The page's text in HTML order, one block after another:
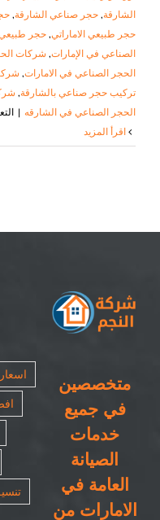
الشارقة, حجر صناعي الشارقة,
حجر طبيعي الاماراتي, حجر طبيعي
الصناعي في الإمارات, شركات
الحجر الصناعي في الامارات,
تركيب حجر صناعي بالشارقة,
الحجر الصناعي في الشارقه |
متخصصين
في جميع
خدمات
الصيانة
العامة في
الامارات من